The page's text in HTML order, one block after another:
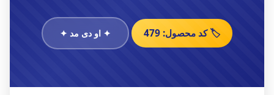
🏷️ کد محصول: 479 ✦ او دی مد ✦